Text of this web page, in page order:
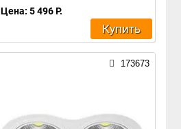
Цена: 5 496 Р.
Купить
173673